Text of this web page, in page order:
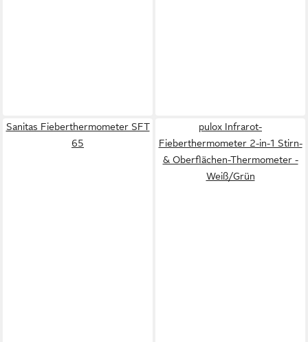
Sanitas Fieberthermometer SFT
65
pulox Infrarot-
Fieberthermometer 2-in-1 Stirn-
& Oberflächen-Thermometer -
Weiß/Grün